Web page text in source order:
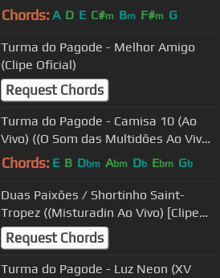
[Clipe Oficial])
Chords: A D E C#m Bm F#m G
Turma do Pagode - Melhor Amigo
(Clipe Oficial)
Request Chords
Turma do Pagode - Camisa 10 (Ao
Vivo) ((O Som das Multidões Ao Vivo)
[Clipe Oficial])
Chords: E B Dbm Abm Db Ebm Gb
Duas Paixões / Shortinho Saint-
Tropez ((Misturadin Ao Vivo) [Clipe
Oficial])
Request Chords
Turma do Pagode - Luz Neon (XV